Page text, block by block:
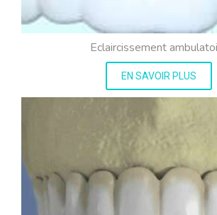
Eclaircissement
EN SAVOIR PLUS